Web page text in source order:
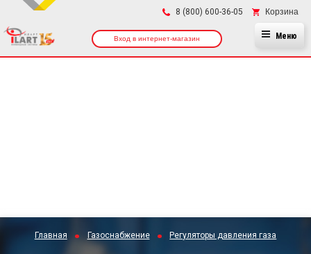
8 (800) 600-36-05 Корзина
Вход в интернет-магазин Меню
Главная Газоснабжение Регуляторы давления газа
×